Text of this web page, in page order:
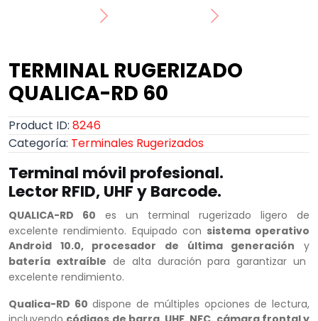
TERMINAL RUGERIZADO
QUALICA-RD 60
Product ID: 8246
Categoría: Terminales Rugerizados
Terminal móvil profesional.
Lector RFID, UHF y Barcode.
QUALICA-RD 60 es un terminal rugerizado ligero de
excelente rendimiento. Equipado con sistema operativo
Android 10.0, procesador de última generación y
batería extraíble de alta duración para garantizar un
excelente rendimiento.
Qualica-RD 60 dispone de múltiples opciones de lectura,